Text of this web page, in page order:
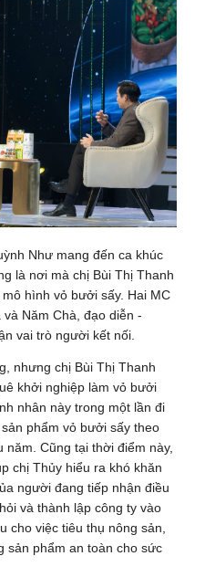
Như mang đến ca khúc
là nơi mà chị Bùi Thị Thanh
hình vỏ bưởi sấy. Hai MC
Năm Chà, đạo diễn -
vai trò người kết nối.
nhưng chị Bùi Thị Thanh
khởi nghiệp làm vỏ bưởi
nhân này trong một lần đi
phẩm vỏ bưởi sấy theo
Cũng tại thời điểm này,
chị Thủy hiểu ra khó khăn
người đang tiếp nhận điều
và thành lập công ty vào
cho việc tiêu thụ nông sản,
sản phẩm an toàn cho sức